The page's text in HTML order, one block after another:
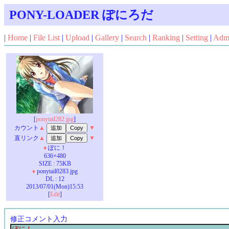
PONY-LOADER ぽにろだ
| Home | File List | Upload | Gallery | Search | Ranking | Setting |
[ponytail282.jpg]
カウント ▲
▼
直リンク ▲
▼
♦ぽに！
636×480
SIZE : 75KB
♦ponytail0283.jpg
DL : 12
2013/07/01(Mon)15:53
[Edit]
修正コメント入力